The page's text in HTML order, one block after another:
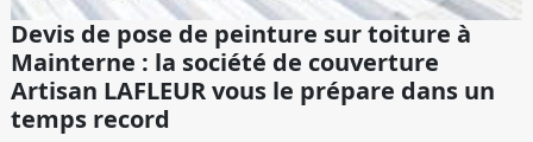
Devis de pose de peinture sur toiture à
Mainterne : la société de couverture
Artisan LAFLEUR vous le prépare dans un
temps record